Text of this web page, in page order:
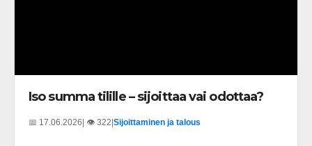
Iso summa tilille – sijoittaa vai odottaa?
📅 17.06.2026 | 👁️ 322 Sijoittaminen ja talous